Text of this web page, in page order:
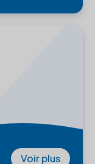
Voir plus